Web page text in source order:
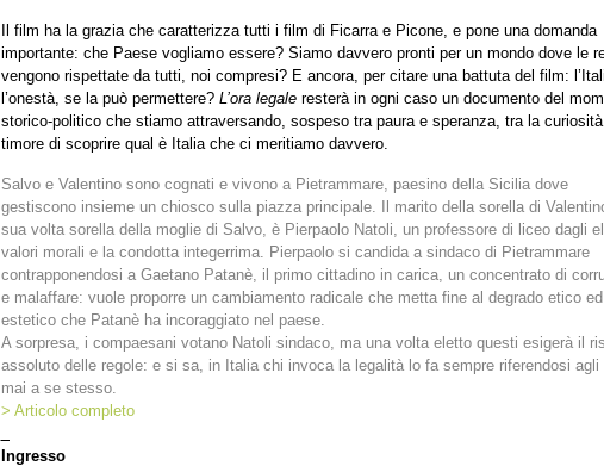
Il film ha la grazia che caratterizza tutti i film di Ficarra e Picone, e pone una domanda
importante: che Paese vogliamo essere? Siamo davvero pronti per un mondo dove le
vengono rispettate da tutti, noi compresi? E ancora, per citare una battuta del film:
l’onestà, se la può permettere? L’ora legale resterà in ogni caso un documento del
storico-politico che stiamo attraversando, sospeso tra paura e speranza, tra la curiosità
timore di scoprire qual è Italia che ci meritiamo davvero.
Salvo e Valentino sono cognati e vivono a Pietrammare, paesino della Sicilia dove
gestiscono insieme un chiosco sulla piazza principale. Il marito della sorella di
sua volta sorella della moglie di Salvo, è Pierpaolo Natoli, un professore di liceo dagli
valori morali e la condotta integerrima. Pierpaolo si candida a sindaco di Pietrammare
contrapponendosi a Gaetano Patanè, il primo cittadino in carica, un concentrato di
e malaffare: vuole proporre un cambiamento radicale che metta fine al degrado etico ed
estetico che Patanè ha incoraggiato nel paese.
A sorpresa, i compaesani votano Natoli sindaco, ma una volta eletto questi esigerà il
assoluto delle regole: e si sa, in Italia chi invoca la legalità lo fa sempre riferendosi agli
mai a se stesso.
> Articolo completo
Ingresso